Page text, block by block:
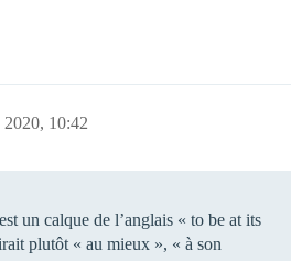
10:42
un calque de l’anglais « to be at its
plutôt « au mieux », « à son